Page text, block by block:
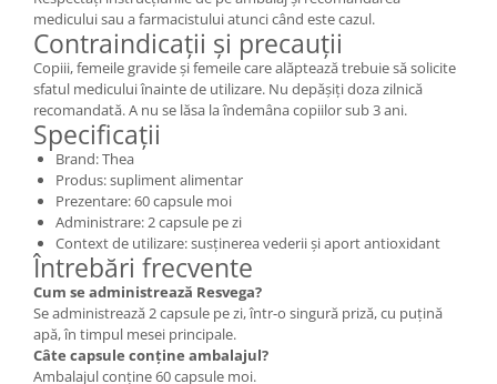
medicului sau a farmacistului atunci când este cazul.
Contraindicații și precauții
Copiii, femeile gravide și femeile care alăptează trebuie să solicite
sfatul medicului înainte de utilizare. Nu depășiți doza zilnică
recomandată. A nu se lăsa la îndemâna copiilor sub 3 ani.
Specificații
Brand: Thea
Produs: supliment alimentar
Prezentare: 60 capsule moi
Administrare: 2 capsule pe zi
Context de utilizare: susținerea vederii și aport antioxidant
Întrebări frecvente
Cum se administrează Resvega?
Se administrează 2 capsule pe zi, într-o singură priză, cu puțină
apă, în timpul mesei principale.
Câte capsule conține ambalajul?
Ambalajul conține 60 capsule moi.